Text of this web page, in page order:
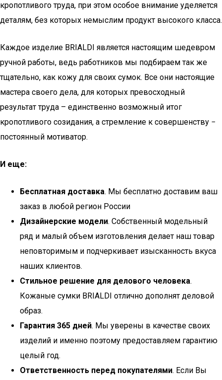
кропотливого труда, при этом особое внимание уделяется
деталям, без которых немыслим продукт высокого класса.
Каждое изделие BRIALDI является настоящим шедевром
ручной работы, ведь работников мы подбираем так же
тщательно, как кожу для своих сумок. Все они настоящие
мастера своего дела, для которых превосходный
результат труда – единственно возможный итог
кропотливого созидания, а стремление к совершенству −
постоянный мотиватор.
И еще:
Бесплатная доставка. Мы бесплатно доставим ваш
заказ в любой регион России
Дизайнерские модели. Собственный модельный
ряд и малый объем изготовления делает наш товар
неповторимым и подчеркивает изысканность вкуса
наших клиентов.
Стильное решение для делового человека.
Кожаные сумки BRIALDI отлично дополнят деловой
образ.
Гарантия 365 дней. Мы уверены в качестве своих
изделий и именно поэтому предоставляем гарантию
целый год.
Ответственность перед покупателями. Если Вы